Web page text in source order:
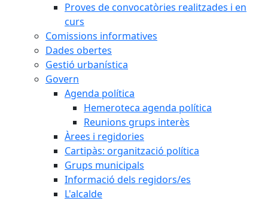
Proves de convocatòries realitzades i en
curs
Comissions informatives
Dades obertes
Gestió urbanística
Govern
Agenda política
Hemeroteca agenda política
Reunions grups interès
Àrees i regidories
Cartipàs: organització política
Grups municipals
Informació dels regidors/es
L'alcalde